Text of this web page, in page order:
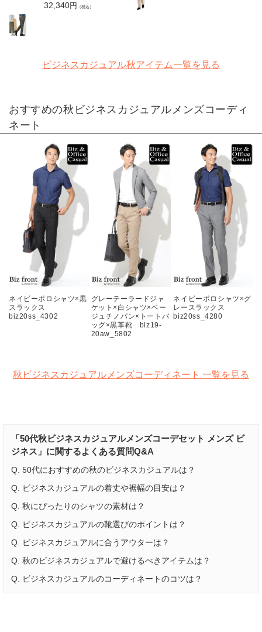
通
32,340円 （税込）
ビジネスカジュアル秋アイテム一覧を見る
おすすめの秋ビジネスカジュアルメンズコーディ
ネート
ネイビーポロシャツ×黒
スラックス
biz20ss_4302
グレーテーラードジャ
ケット×白シャツ×ベー
ジュチノパン×トートバ
ッグ×黒革靴 biz19-
20aw_5802
ネイビーポロシャツ×グ
レースラックス
biz20ss_4280
秋ビジネスカジュアルメンズコーディネート 一覧を見る
「50代秋ビジネスカジュアルメンズコーデセット メンズ ビ
ジネス」に関するよくある質問Q&A
Q. 50代におすすめの秋のビジネスカジュアルは？
Q. ビジネスカジュアルの着丈や裾幅の目安は？
Q. 秋にぴったりのシャツの素材は？
Q. ビジネスカジュアルの靴選びのポイントは？
Q. ビジネスカジュアルに合うアウターは？
Q. 秋のビジネスカジュアルで避けるべきアイテムは？
Q. ビジネスカジュアルのコーディネートのコツは？